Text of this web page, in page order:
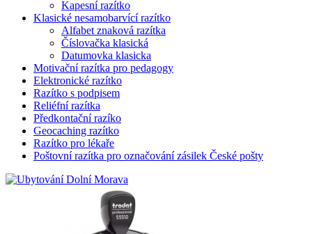
Kapesní razítko
Klasické nesamobarvící razítko
Alfabet znaková razítka
Číslovačka klasická
Datumovka klasicka
Motivační razítka pro pedagogy
Elektronické razítko
Razítko s podpisem
Reliéfní razítka
Předkontační razíko
Geocaching razítko
Razítko pro lékaře
Poštovní razítka pro označování zásilek České pošty